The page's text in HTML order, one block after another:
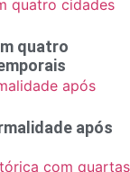
quatro
após